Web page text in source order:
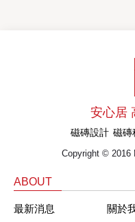
安心居
磁磚設計 磁磚
Copyright © 2016
ABOUT
最新消息 關於